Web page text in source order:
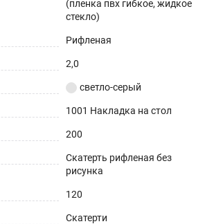
преимуществ современного пвх
- защищает любую поверхность от
влагу и устойчива к
- снижает стук от посуды.
– подчеркнет дизайн вашей
(пленка пвх гибкое, жидкое
стекло)
Рифленая
2,0
светло-серый
1001 Накладка на стол
200
Скатерть рифленая без
рисунка
120
Скатерти